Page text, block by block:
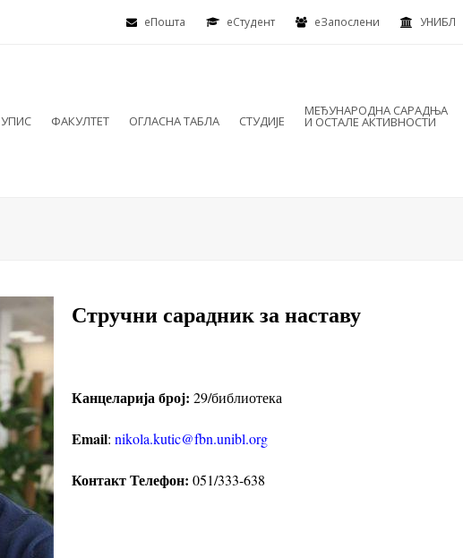
еПошта eСтудент еЗапослени УНИБЛ
УПИС ФАКУЛТЕТ ОГЛАСНА ТАБЛА СТУДИЈЕ
МЕЂУНАРОДНА САРАДЊА
И ОСТАЛЕ АКТИВНОСТИ
Стручни сарадник за наставу
Канцеларија број: 29/библиотека
Email: nikola.kutic@fbn.unibl.org
Контакт Телефон: 051/333-638